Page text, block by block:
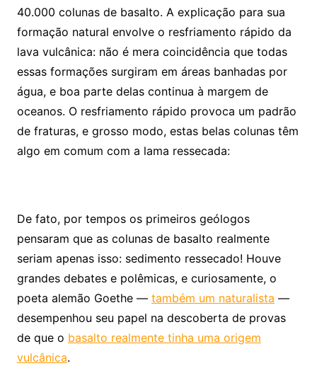
40.000 colunas de basalto. A explicação para sua
formação natural envolve o resfriamento rápido da
lava vulcânica: não é mera coincidência que todas
essas formações surgiram em áreas banhadas por
água, e boa parte delas continua à margem de
oceanos. O resfriamento rápido provoca um padrão
de fraturas, e grosso modo, estas belas colunas têm
algo em comum com a lama ressecada:
De fato, por tempos os primeiros geólogos
pensaram que as colunas de basalto realmente
seriam apenas isso: sedimento ressecado! Houve
grandes debates e polêmicas, e curiosamente, o
poeta alemão Goethe — também um naturalista —
desempenhou seu papel na descoberta de provas
de que o basalto realmente tinha uma origem
vulcânica.